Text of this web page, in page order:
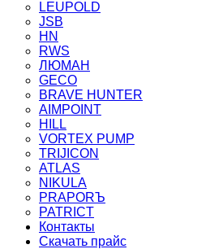
LEUPOLD
JSB
HN
RWS
ЛЮМАН
GECO
BRAVE HUNTER
AIMPOINT
HILL
VORTEX PUMP
TRIJICON
ATLAS
NIKULA
PRAPORЪ
PATRICT
Контакты
Скачать прайс